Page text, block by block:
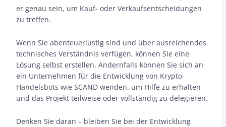
er genau sein, um Kauf- oder Verkaufsentscheidungen
zu treffen.
Wenn Sie abenteuerlustig sind und über ausreichendes
technisches Verständnis verfügen, können Sie eine
Lösung selbst erstellen. Andernfalls können Sie sich an
ein Unternehmen für die Entwicklung von Krypto-
Handelsbots wie SCAND wenden, um Hilfe zu erhalten
und das Projekt teilweise oder vollständig zu delegieren.
Denken Sie daran – bleiben Sie bei der Entwicklung